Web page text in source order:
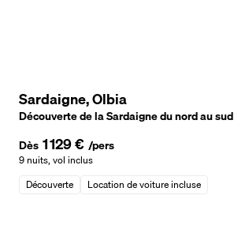
Sardaigne, Olbia
Découverte de la Sardaigne du nord au sud
Dès 1 129 € /pers
9 nuits, vol inclus
Découverte
Location de voiture incluse